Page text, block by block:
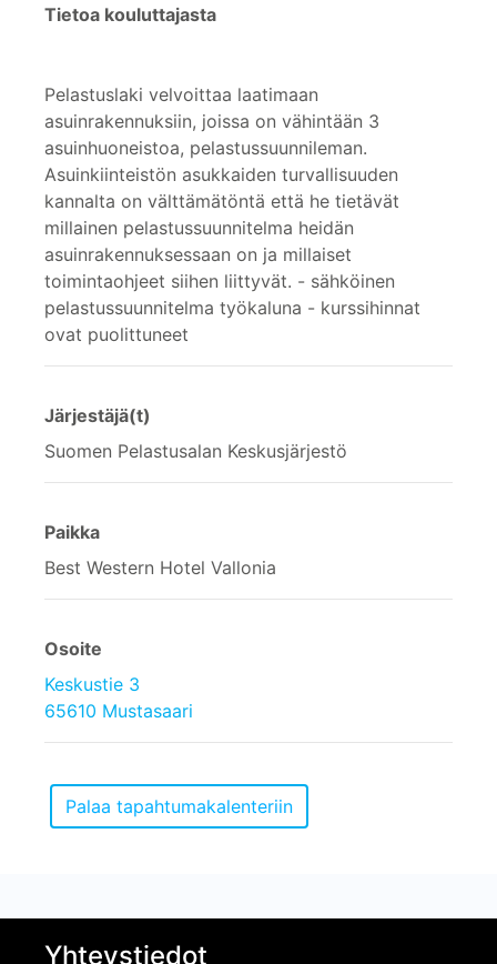
Tietoa kouluttajasta
Pelastuslaki velvoittaa laatimaan
asuinrakennuksiin, joissa on vähintään 3
asuinhuoneistoa, pelastussuunnileman.
Asuinkiinteistön asukkaiden turvallisuuden
kannalta on välttämätöntä että he tietävät
millainen pelastussuunnitelma heidän
asuinrakennuksessaan on ja millaiset
toimintaohjeet siihen liittyvät. - sähköinen
pelastussuunnitelma työkaluna - kurssihinnat
ovat puolittuneet
Järjestäjä(t)
Suomen Pelastusalan Keskusjärjestö
Paikka
Best Western Hotel Vallonia
Osoite
Keskustie 3
65610 Mustasaari
Yhteystiedot